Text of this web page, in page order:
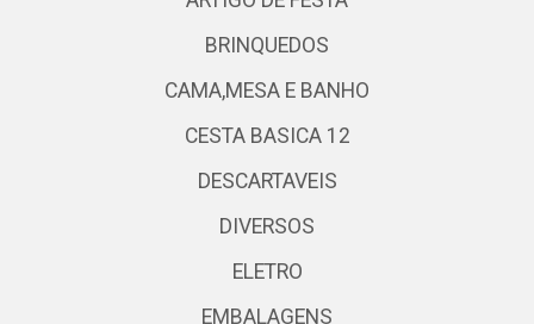
BRINQUEDOS
CAMA,MESA E BANHO
CESTA BASICA 12
DESCARTAVEIS
DIVERSOS
ELETRO
EMBALAGENS